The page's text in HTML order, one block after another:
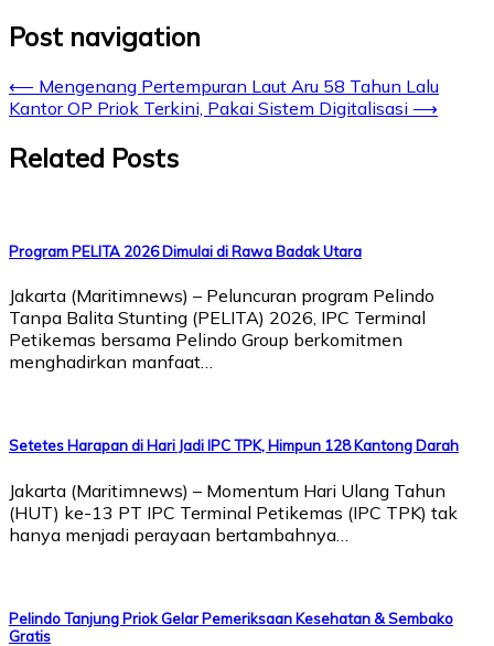
Post navigation
⟵ Mengenang Pertempuran Laut Aru 58 Tahun Lalu
Kantor OP Priok Terkini, Pakai Sistem Digitalisasi ⟶
Related Posts
Program PELITA 2026 Dimulai di Rawa Badak Utara
Jakarta (Maritimnews) – Peluncuran program Pelindo
Tanpa Balita Stunting (PELITA) 2026, IPC Terminal
Petikemas bersama Pelindo Group berkomitmen
menghadirkan manfaat…
Setetes Harapan di Hari Jadi IPC TPK, Himpun 128 Kantong Darah
Jakarta (Maritimnews) – Momentum Hari Ulang Tahun
(HUT) ke-13 PT IPC Terminal Petikemas (IPC TPK) tak
hanya menjadi perayaan bertambahnya…
Pelindo Tanjung Priok Gelar Pemeriksaan Kesehatan & Sembako
Gratis